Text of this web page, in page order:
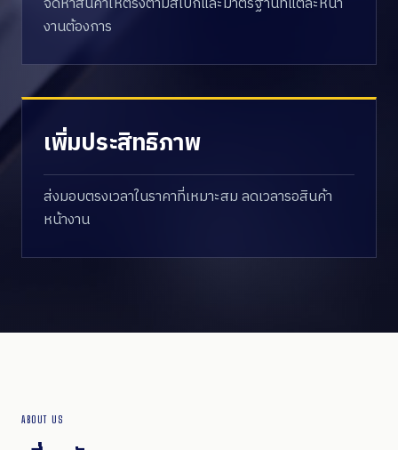
งานต้องการ
เพิ่มประสิทธิภาพ
ส่งมอบตรงเวลาในราคาที่เหมาะสม ลดเวลารอสินค้า
หน้างาน
ABOUT US